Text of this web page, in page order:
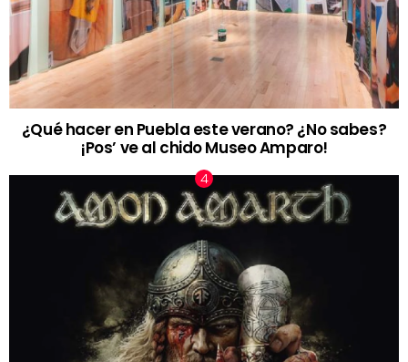
¿Qué hacer en Puebla este verano? ¿No sabes?
¡Pos’ ve al chido Museo Amparo!